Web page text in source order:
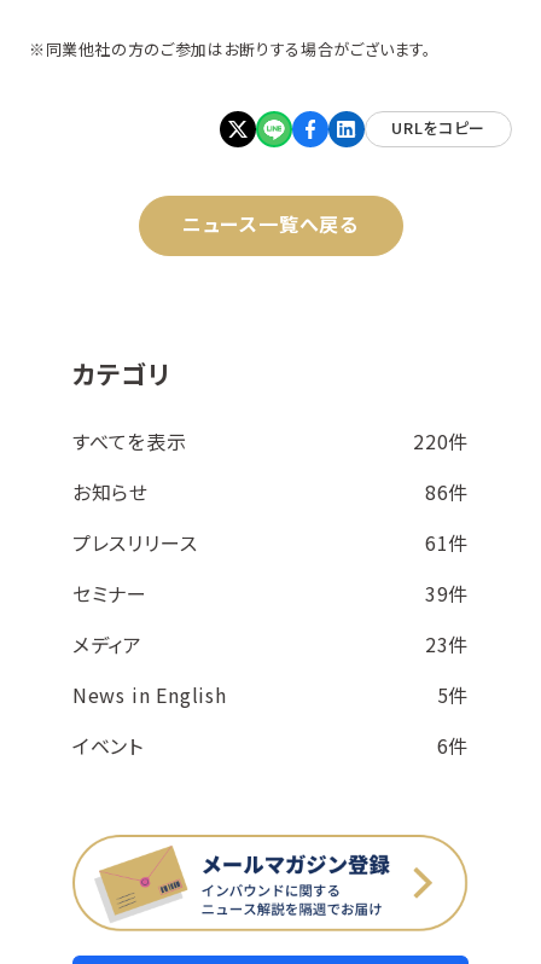
※同業他社の方のご参加はお断りする場合がございます。
URLをコピー
ニュース一覧へ戻る
カテゴリ
すべてを表示
220件
お知らせ
86件
プレスリリース
61件
セミナー
39件
メディア
23件
News in English
5件
イベント
6件